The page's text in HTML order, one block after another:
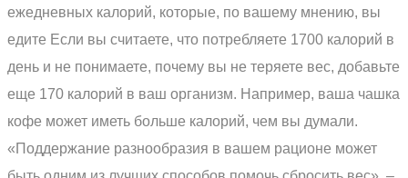
ежедневных калорий, которые, по вашему мнению, вы
едите Если вы считаете, что потребляете 1700 калорий в
день и не понимаете, почему вы не теряете вес, добавьте
еще 170 калорий в ваш организм. Например, ваша чашка
кофе может иметь больше калорий, чем вы думали.
«Поддержание разнообразия в вашем рационе может